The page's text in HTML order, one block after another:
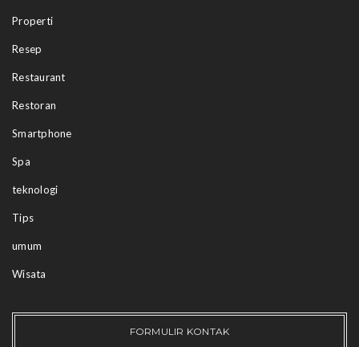
Properti
Resep
Restaurant
Restoran
Smartphone
Spa
teknologi
Tips
umum
Wisata
FORMULIR KONTAK